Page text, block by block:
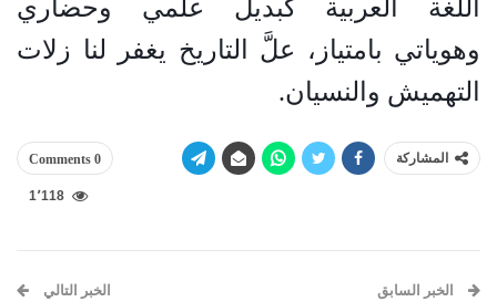
اللغة العربية كبديل علمي وحضاري
وهوياتي بامتياز، علَّ التاريخ يغفر لنا زلات
التهميش والنسيان.
المشاركة 0 Comments
1٬118
الخبر السابق الخبر التالي